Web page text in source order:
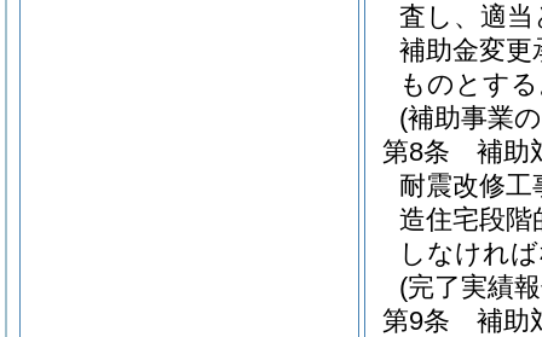
査し、適
補助金変更
ものとす
(補助事業
第8条
補助
耐震改修
造住宅段階
しなけれ
(完了実績
第9条
補助